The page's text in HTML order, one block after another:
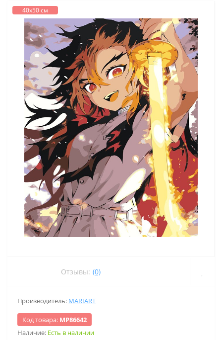
40х50 см
Отзывы: (0)
Производитель: MARIART
Код товара: МР86642
Наличие: Есть в наличии